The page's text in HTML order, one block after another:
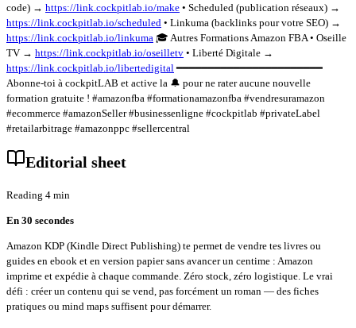
code) → https://link.cockpitlab.io/make • Scheduled (publication réseaux) →
https://link.cockpitlab.io/scheduled • Linkuma (backlinks pour votre SEO) →
https://link.cockpitlab.io/linkuma 🎓 Autres Formations Amazon FBA • Oseille
TV → https://link.cockpitlab.io/oseilletv • Liberté Digitale →
https://link.cockpitlab.io/libertedigital━━━━━━━━━━━━━━━━━━━━━━━
Abonne-toi à cockpitLAB et active la 🔔 pour ne rater aucune nouvelle
formation gratuite ! #amazonfba #formationamazonfba #vendresuramazon
#ecommerce #amazonSeller #businessenligne #cockpitlab #privateLabel
#retailarbitrage #amazonppc #sellercentral
Editorial sheet
Reading 4 min
En 30 secondes
Amazon KDP (Kindle Direct Publishing) te permet de vendre tes livres ou
guides en ebook et en version papier sans avancer un centime : Amazon
imprime et expédie à chaque commande. Zéro stock, zéro logistique. Le vrai
défi : créer un contenu qui se vend, pas forcément un roman — des fiches
pratiques ou mind maps suffisent pour démarrer.